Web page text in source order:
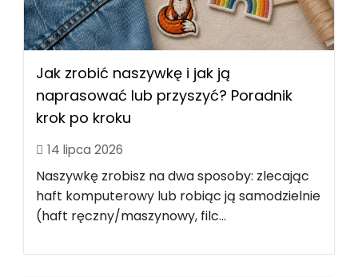
Jak zrobić naszywkę i jak ją
naprasować lub przyszyć? Poradnik
krok po kroku
14 lipca 2026
Naszywkę zrobisz na dwa sposoby: zlecając
haft komputerowy lub robiąc ją samodzielnie
(haft ręczny/maszynowy, filc...